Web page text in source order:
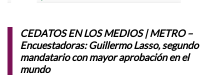
CEDATOS EN LOS MEDIOS | METRO –
Encuestadoras: Guillermo Lasso, segundo
mandatario con mayor aprobación en el
mundo